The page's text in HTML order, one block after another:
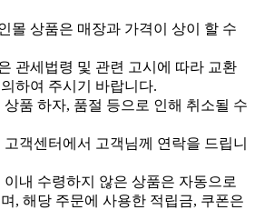
몰 상품은 매장과 가격이 상이 할 수
관세법령 및 관련 고시에 따라 교환
하여 주시기 바랍니다.
품 하자, 품절 등으로 인해 취소될 수
객센터에서 고객님께 연락을 드립니
이내 수령하지 않은 상품은 자동으로
, 해당 주문에 사용한 적립금, 쿠폰은